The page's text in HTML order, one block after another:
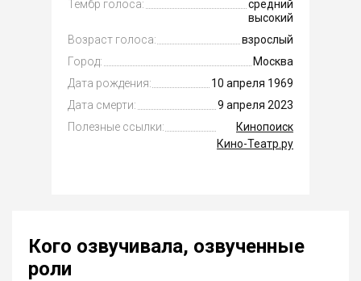
Тембр голоса:
средний
высокий
Возраст голоса:
взрослый
Город:
Москва
Дата рождения:
10 апреля 1969
Дата смерти:
9 апреля 2023
Полезные ссылки:
Кинопоиск
Кино-Театр.ру
Кого озвучивала, озвученные
роли